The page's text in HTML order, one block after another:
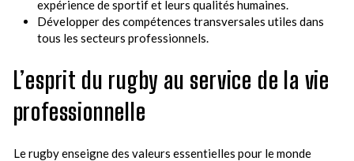
expérience de sportif et leurs qualités humaines.
Développer des compétences transversales utiles dans
tous les secteurs professionnels.
L’esprit du rugby au service de la vie
professionnelle
Le rugby enseigne des valeurs essentielles pour le monde